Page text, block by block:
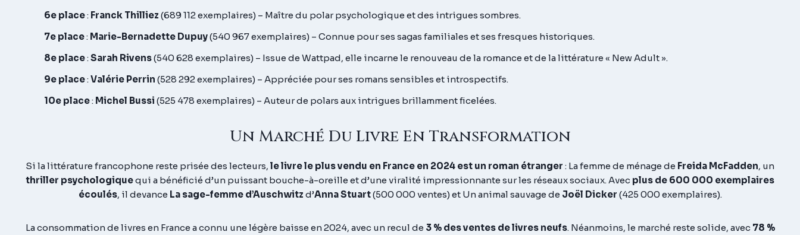
6e place: Franck Thilliez (689 112 exemplaires) – Maître du polar psychologique et des intrigues sombres.
7e place: Marie-Bernadette Dupuy(540 967 exemplaires) – Connue pour ses sagas familiales et ses fresques historiques.
8e place:Sarah Rivens(540 628 exemplaires) – Issue de Wattpad, elle incarne le renouveau de la romance et de la littérature « New Adult ».
9e place:Valérie Perrin (528 292 exemplaires) – Appréciée pour ses romans sensibles et introspectifs.
10e place: Michel Bussi (525 478 exemplaires) – Auteur de polars aux intrigues brillamment ficelées.
Un Marché Du Livre En Transformation
Si la littérature francophone reste prisée des lecteurs, le livre le plus vendu en France en 2024 est un roman étranger : La femme de ménage de Freida McFadden, un
thriller psychologiquequi a bénéficié d’un puissant bouche-à-oreille et d’une viralité impressionnante sur les réseaux sociaux. Avec plus de 600 000 exemplaires
écoulés, il devance La sage-femme d’Auschwitz d’Anna Stuart(500 000 ventes) et Un animal sauvage de Joël Dicker (425 000 exemplaires).
La consommation de livres en France a connu une légère baisse en 2024, avec un recul de 3 % des ventes de livres neufs. Néanmoins, le marché reste solide, avec 78 %